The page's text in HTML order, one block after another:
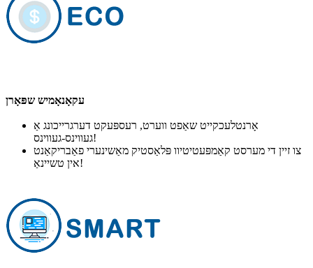
עקאָנאָמיש שפּאָרן
אָרנטלעכקייט שאַפט ווערט, רעספּעקט דערגרייכונג אַ
געווינס-געווינס!
צו זיין די מערסט קאַמפּעטיטיוו פּלאַסטיק מאַשינערי פאַבריקאַנט
אין טשיינאַ!